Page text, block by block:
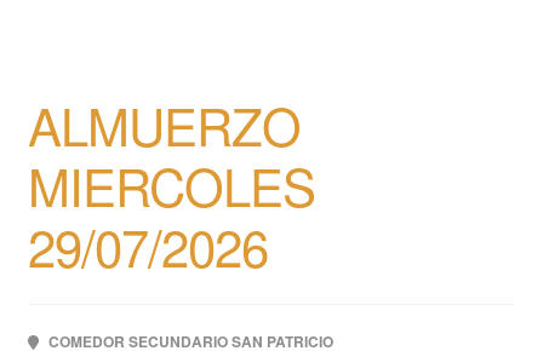
ALMUERZO
MIERCOLES
29/07/2026
COMEDOR SECUNDARIO SAN PATRICIO